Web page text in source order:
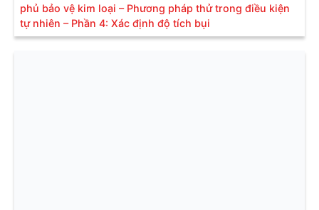
phủ bảo vệ kim loại – Phương pháp thử trong điều kiện
tự nhiên – Phần 4: Xác định độ tích bụi